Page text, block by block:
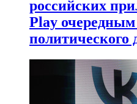
российских
Play
политического